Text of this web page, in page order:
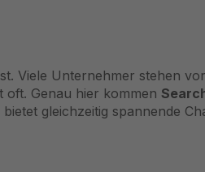
Viele Unternehmer stehen
oft. Genau hier kommen
gleichzeitig spannende